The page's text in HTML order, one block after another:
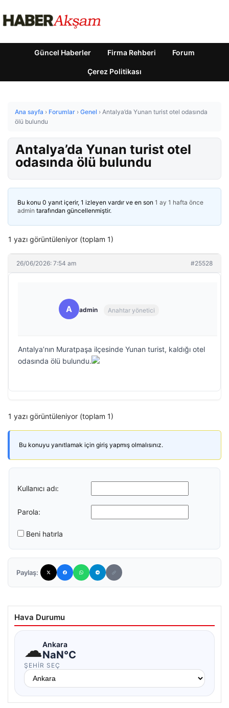
Güncel Haberler Firma Rehberi Forum
Çerez Politikası
Ana sayfa › Forumlar › Genel › Antalya’da Yunan turist otel odasında
ölü bulundu
Antalya’da Yunan turist otel
odasında ölü bulundu
Bu konu 0 yanıt içerir, 1 izleyen vardır ve en son 1 ay 1 hafta önce
admin tarafından güncellenmiştir.
1 yazı görüntüleniyor (toplam 1)
26/06/2026: 7:54 am #25528
A admin Anahtar yönetici
Antalya’nın Muratpaşa ilçesinde Yunan turist, kaldığı otel
odasında ölü bulundu.
1 yazı görüntüleniyor (toplam 1)
Bu konuyu yanıtlamak için giriş yapmış olmalısınız.
Kullanıcı adı:
Parola:
Beni hatırla
Paylaş:
Hava Durumu
☁Ankara
NaN°C
ŞEHIR SEÇ